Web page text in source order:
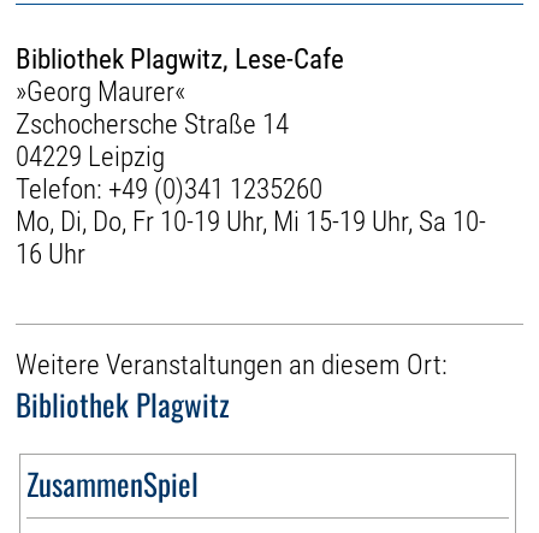
Bibliothek Plagwitz, Lese-Cafe
»Georg Maurer«
Zschochersche Straße 14
04229 Leipzig
Telefon: +49 (0)341 1235260
Mo, Di, Do, Fr 10-19 Uhr, Mi 15-19 Uhr, Sa 10-
16 Uhr
Weitere Veranstaltungen an diesem Ort:
Bibliothek Plagwitz
ZusammenSpiel